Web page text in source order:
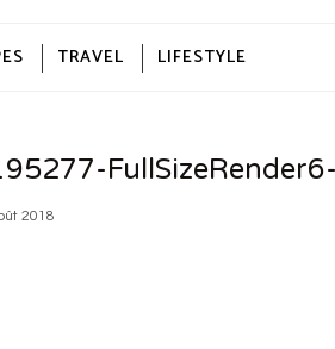
TRAVEL LIFESTYLE
2018